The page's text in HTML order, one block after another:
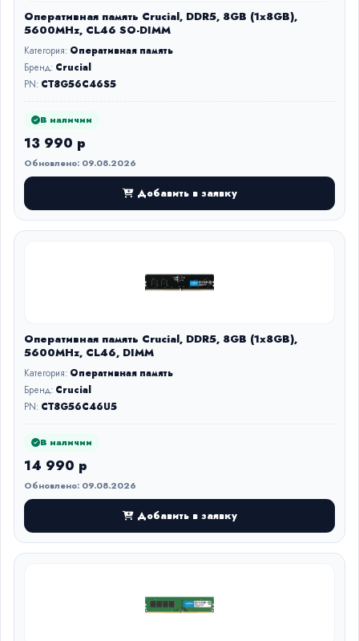
Оперативная память Crucial, DDR5, 8GB (1x8GB),
5600MHz, CL46 SO-DIMM
Категория: Оперативная память
Бренд: Crucial
PN: CT8G56C46S5
В наличии
13 990 р
Обновлено: 09.08.2026
Добавить в заявку
Оперативная память Crucial, DDR5, 8GB (1x8GB),
5600MHz, CL46, DIMM
Категория: Оперативная память
Бренд: Crucial
PN: CT8G56C46U5
В наличии
14 990 р
Обновлено: 09.08.2026
Добавить в заявку